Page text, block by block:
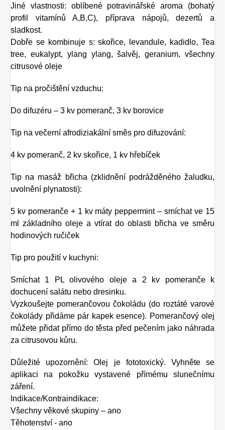
Jiné vlastnosti: oblíbené potravinářské aroma (bohatý
profil vitamínů A,B,C), příprava nápojů, dezertů a
sladkost.
Dobře se kombinuje s: skořice, levandule, kadidlo, Tea
tree, eukalypt, ylang ylang, šalvěj, geranium, všechny
citrusové oleje
Tip na pročištění vzduchu:
Do difuzéru – 3 kv pomeranč, 3 kv borovice
Tip na večerní afrodiziakální směs pro difuzování:
4 kv pomeranč, 2 kv skořice, 1 kv hřebíček
Tip na masáž břicha (zklidnění podrážděného žaludku,
uvolnění plynatosti):
5 kv pomeranče + 1 kv máty peppermint – smíchat ve 15
ml základního oleje a vtírat do oblasti břicha ve směru
hodinových ručiček
Tip pro použití v kuchyni:
Smíchat 1 PL olivového oleje a 2 kv pomeranče k
dochucení salátu nebo dresinku.
Vyzkoušejte pomerančovou čokoládu (do roztáté varové
čokolády přidáme pár kapek esence). Pomerančový olej
můžete přidat přímo do těsta před pečením jako náhrada
za citrusovou kůru.
Důležité upozornění: Olej je fototoxický. Vyhněte se
aplikaci na pokožku vystavené přímému slunečnímu
záření.
Indikace/Kontraindikace:
Všechny věkové skupiny – ano
Těhotenství - ano